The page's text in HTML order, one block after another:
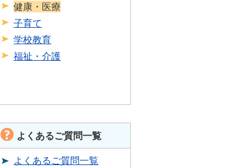
健康・医療
子育て
学校教育
福祉・介護
よくあるご質問一覧
よくあるご質問一覧